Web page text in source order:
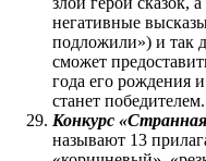
негативные
подложили») и так
сможет
года его рождения
станет победителем.
Конкурс
называют 13